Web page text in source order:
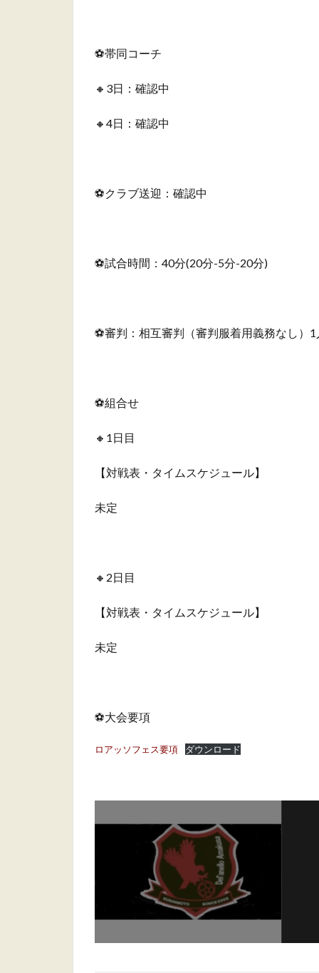
⚽️帯同コーチ
🔸3日：確認中
🔸4日：確認中
⚽️クラブ送迎：確認中
⚽️試合時間：40分(20分-5分-20分)
⚽️審判：相互審判（審判服着⽤義務なし）
⚽️組合せ
🔸1日目
【対戦表・タイムスケジュール】
未定
🔸2日目
【対戦表・タイムスケジュール】
未定
⚽️大会要項
ロアッソフェス要項 ダウンロード